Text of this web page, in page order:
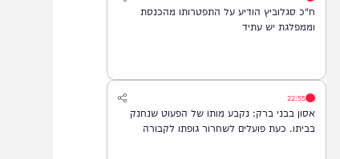
22:55
ח"כ סגלוביץ הודיע על התפטרותו מהכנסת
22:55
אסון בבני ברק: נקבע מותו של הפעוט שנחנק